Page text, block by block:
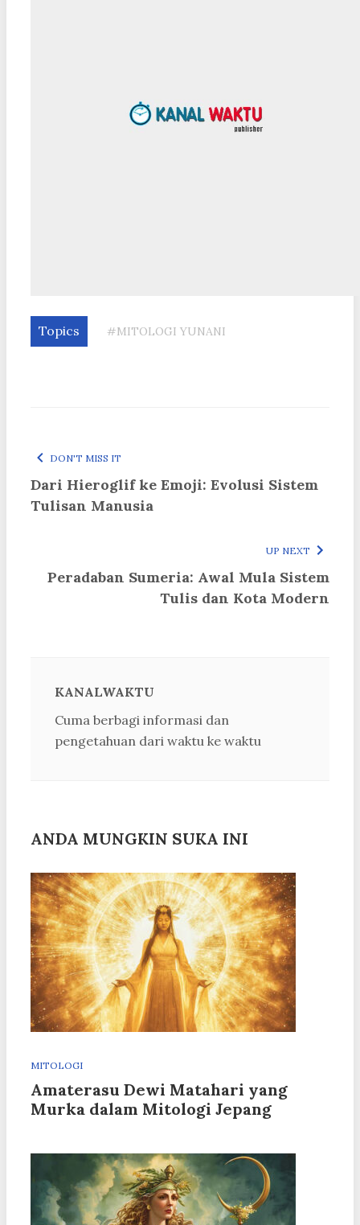
Topics #MITOLOGI YUNANI
DON'T MISS IT
Dari Hieroglif ke Emoji: Evolusi Sistem
Tulisan Manusia
UP NEXT
Peradaban Sumeria: Awal Mula Sistem
Tulis dan Kota Modern
KANALWAKTU
Cuma berbagi informasi dan
pengetahuan dari waktu ke waktu
ANDA MUNGKIN SUKA INI
MITOLOGI
Amaterasu Dewi Matahari yang
Murka dalam Mitologi Jepang